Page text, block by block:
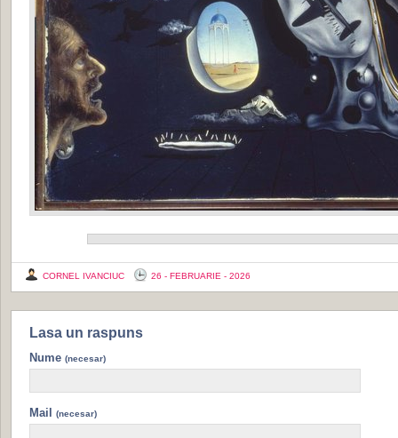
CORNEL IVANCIUC 26 - FEBRUARIE - 2026
Lasa un raspuns
Nume (necesar)
Mail (necesar)